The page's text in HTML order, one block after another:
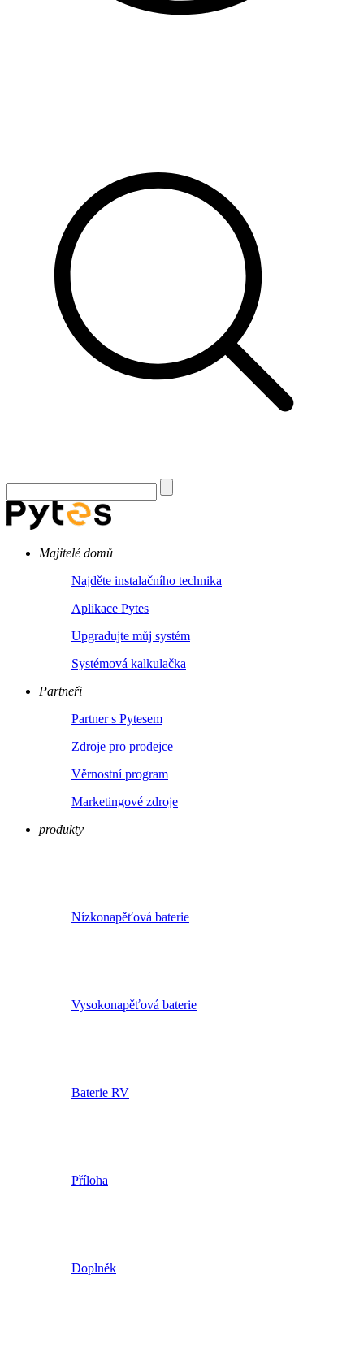
Majitelé domů
Najděte instalačního technika
Aplikace Pytes
Upgradujte můj systém
Systémová kalkulačka
Partneři
Partner s Pytesem
Zdroje pro prodejce
Věrnostní program
Marketingové zdroje
produkty
Nízkonapěťová baterie
Vysokonapěťová baterie
Baterie RV
Příloha
Doplněk